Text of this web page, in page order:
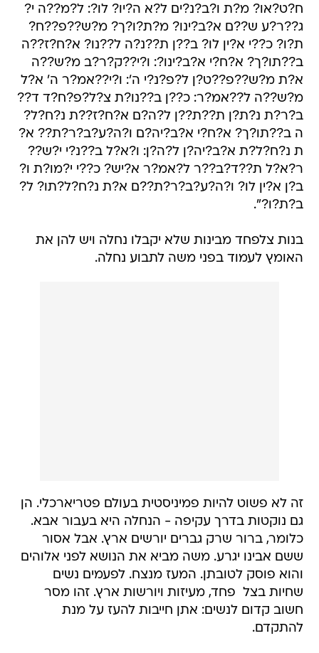
ח?ט?או? מ?ת ו?ב?נ?ים ל?א ה?יו? לו?: ל?מ??ה י?
ג??ר?ע ש??ם א?ב?ינו? מ?ת?ו?ך? מ?ש??פ??ח?
ת?ו? כ??י א?ין לו? ב??ן ת??נ?ה ל??נו? א?ח?ז??ה
ב??תו?ך? א?ח?י א?ב?ינו?: ו?י??ק?ר?ב מ?ש??ה
א?ת מ?ש??פ??ט?ן ל?פ?נ?י ה': ו?י??אמ?ר ה' א?ל
מ?ש??ה ל??אמ?ר: כ??ן ב??נו?ת צ?ל?פ?ח?ד ד??
ב?ר?ת נ?ת?ן ת??ת??ן ל?ה?ם א?ח?ז??ת נ?ח?ל?
ה ב??תו?ך? א?ח?י א?ב?יה?ם ו?ה?ע?ב?ר?ת?? א?
ת נ?ח?ל?ת א?ב?יה?ן ל?ה?ן: ו?א?ל ב??נ?י י?ש??
ר?א?ל ת??ד?ב??ר ל?אמ?ר א?יש? כ??י י?מו?ת ו?
ב?ן א?ין לו? ו?ה?ע?ב?ר?ת??ם א?ת נ?ח?ל?תו? ל?
ב?ת?ו?".
בנות צלפחד מבינות שלא יקבלו נחלה ויש להן את
האומץ לעמוד בפני משה לתבוע נחלה.
זה לא פשוט להיות פמיניסטית בעולם פטריארכלי. הן
גם נוקטות בדרך עקיפה - הנחלה היא בעבור אבא.
כלומר, ברור שרק גברים יורשים ארץ. אבל אסור
ששם אבינו יגרע. משה מביא את הנושא לפני אלוהים
והוא פוסק לטובתן. המעז מנצח. לפעמים נשים
שחיות בצל  פחד, מעיזות ויורשות ארץ. זהו מסר
חשוב קדום לנשים: אתן חייבות להעז על מנת
להתקדם.